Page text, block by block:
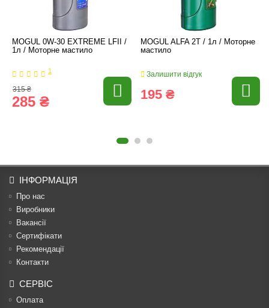
MOGUL 0W-30 EXTREME LFII /
1л / Моторне мастило
1
315 ₴
285 ₴
MOGUL ALFA 2T / 1л / Моторне
мастило
Залишити відгук
195 ₴
ІНФОРМАЦІЯ
Про нас
Виробники
Вакансії
Сертифікати
Рекомендації
Контакти
СЕРВІС
Оплата